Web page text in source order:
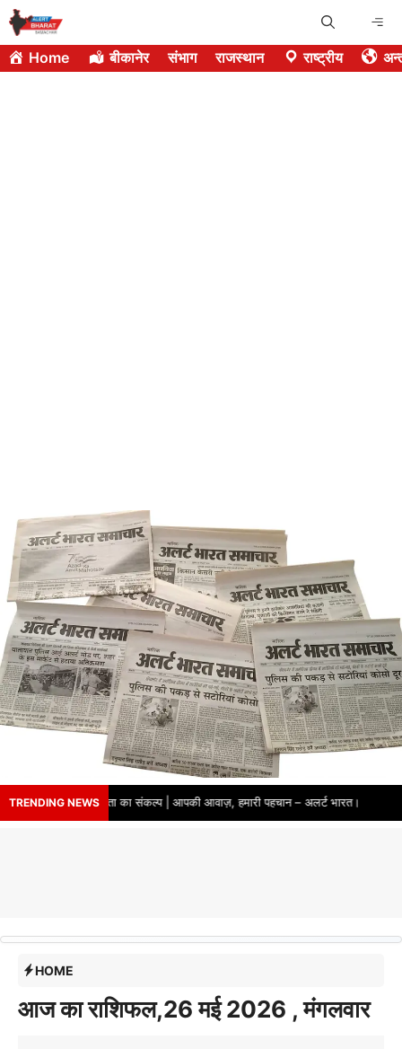
Skip
to
content
Home बीकानेर संभाग राजस्थान राष्ट्रीय
TRENDING NEWS
पत्रकारिता का संकल्प | आपकी आवाज़, हमारी पहचान – अलर्ट भारत।
HOME
आज का राशिफल,26 मई 2026 , मंगलवार